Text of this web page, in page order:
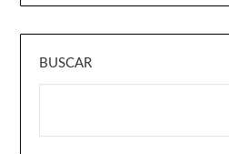
BUSCAR